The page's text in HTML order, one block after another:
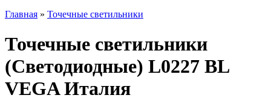
Главная » Точечные светильники
Точечные светильники
(Светодиодные) L0227 BL
VEGA Италия